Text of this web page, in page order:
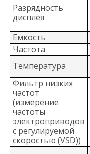
Разрядность
дисплея
Емкость
Частота
Температура
Фильтр низких
частот
(измерение
частоты
электроприводов
с регулируемой
скоростью (VSD))